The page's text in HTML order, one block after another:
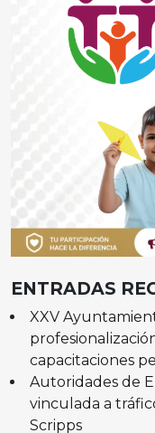
ENTRADAS
XXV
capacitaciones
Autoridades de
vinculada a
Scripps